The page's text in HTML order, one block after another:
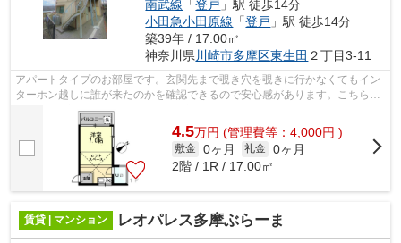
南武線 「登戸 」駅 徒歩14分
小田急小田原線 「登戸 」駅 徒歩14分
築39年 / 17.00㎡
神奈川県 川崎市多摩区東生田 ２丁目3-11
アパートタイプのお部屋です。玄関先まで覗き穴を覗きに行かなくてもイン
ターホン越しに誰が来たのかを確認できるので安心感があります。こちらは
徒歩8分に立地する物件です。川崎市多...
4.5万円 (管理費等：4,000円 )
敷金 0ヶ月 礼金 0ヶ月
2階 / 1R / 17.00㎡
賃貸 | マンション レオパレス多摩ぶらーま